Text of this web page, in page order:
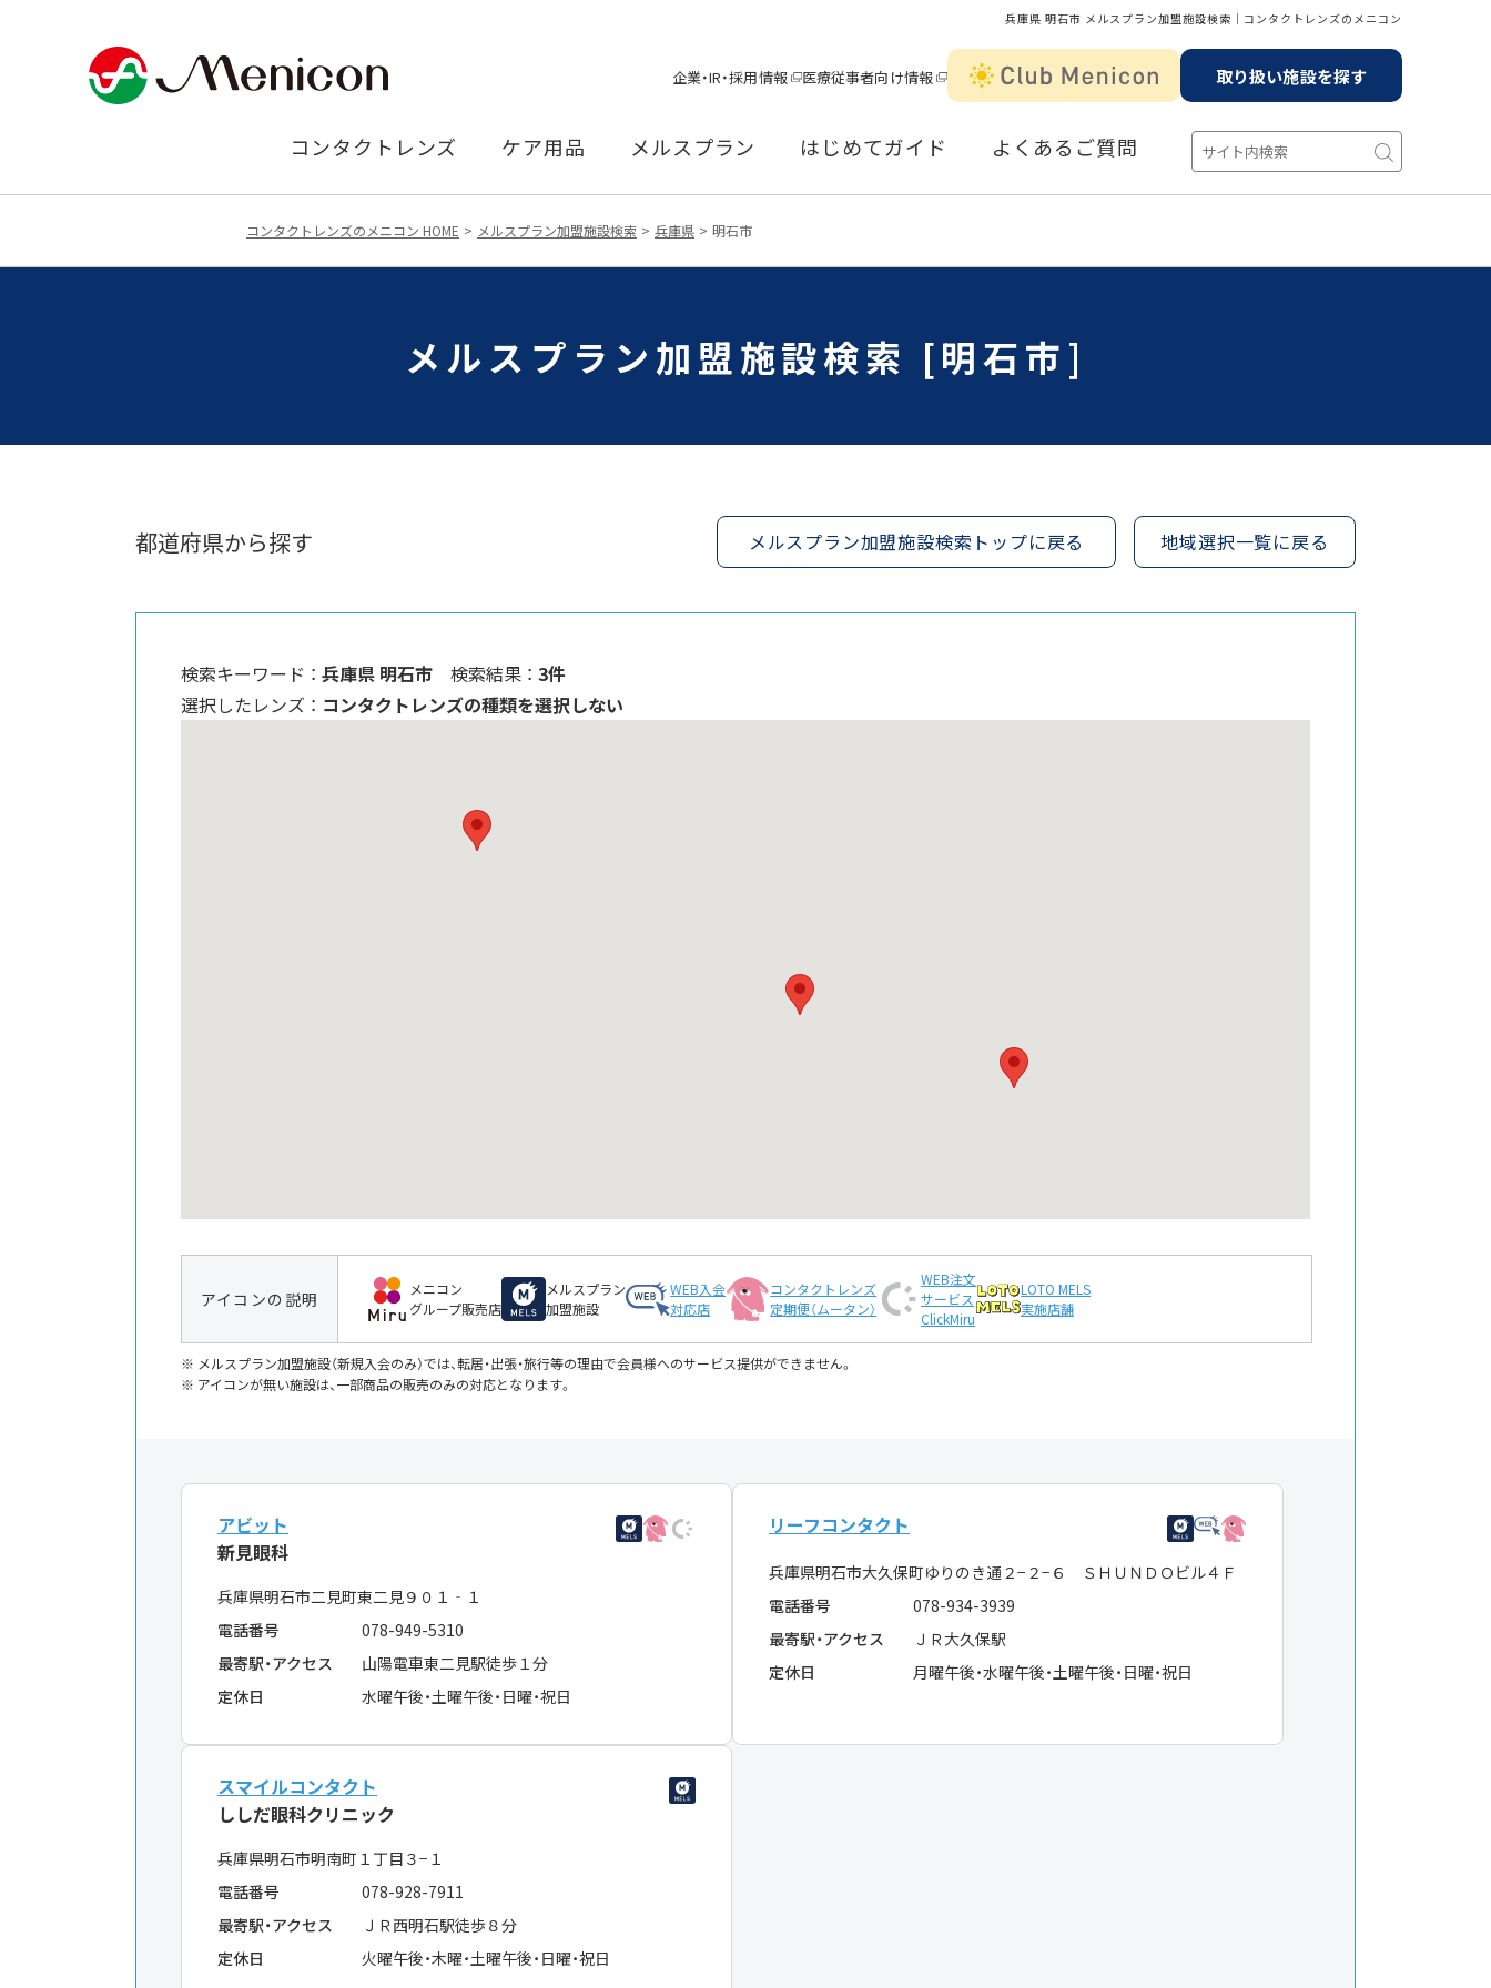
兵庫県 明石市 メルスプラン加盟施設検索│コンタクトレンズのメニコン
企業・IR・採用情報 医療従事者向け情報 取り扱い施設を探す
コンタクトレンズ ケア用品 メルスプラン はじめてガイド よくあるご質問
コンタクトレンズのメニコン HOME メルスプラン加盟施設検索 兵庫県 明石市
メルスプラン加盟施設検索 [明石市]
都道府県から探す メルスプラン加盟施設検索トップに戻る 地域選択一覧に戻る
検索キーワード ： 兵庫県 明石市 検索結果 ： 3件
選択したレンズ ： コンタクトレンズの種類を選択しない
アイコンの説明
メニコン
グループ販売店
メルスプラン
加盟施設
WEB入会
対応店
コンタクトレンズ
定期便（ムータン）
WEB注文
サービス
ClickMiru
LOTO MELS
実施店舗
メルスプラン加盟施設（新規入会のみ）では、転居・出張・旅行等の理由で会員様へのサービス提供ができません。
アイコンが無い施設は、一部商品の販売のみの対応となります。
アビット
新見眼科
兵庫県明石市二見町東二見９０１‐１
電話番号
078-949-5310
最寄駅・アクセス
山陽電車東二見駅徒歩１分
定休日
水曜午後・土曜午後・日曜・祝日
リーフコンタクト
兵庫県明石市大久保町ゆりのき通２−２−６ ＳＨＵＮＤＯビル４Ｆ
電話番号
078-934-3939
最寄駅・アクセス
ＪＲ大久保駅
定休日
月曜午後・水曜午後・土曜午後・日曜・祝日
スマイルコンタクト
ししだ眼科クリニック
兵庫県明石市明南町１丁目３−１
電話番号
078-928-7911
最寄駅・アクセス
ＪＲ西明石駅徒歩８分
定休日
火曜午後・木曜・土曜午後・日曜・祝日